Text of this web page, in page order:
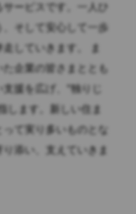
ービスです。一人ひ
そして安心して一歩
していきます。 ま
企業の皆さまととも
援を広げ、"独りじ
します。新しい住ま
て実り多いものとな
添い、支えていきま